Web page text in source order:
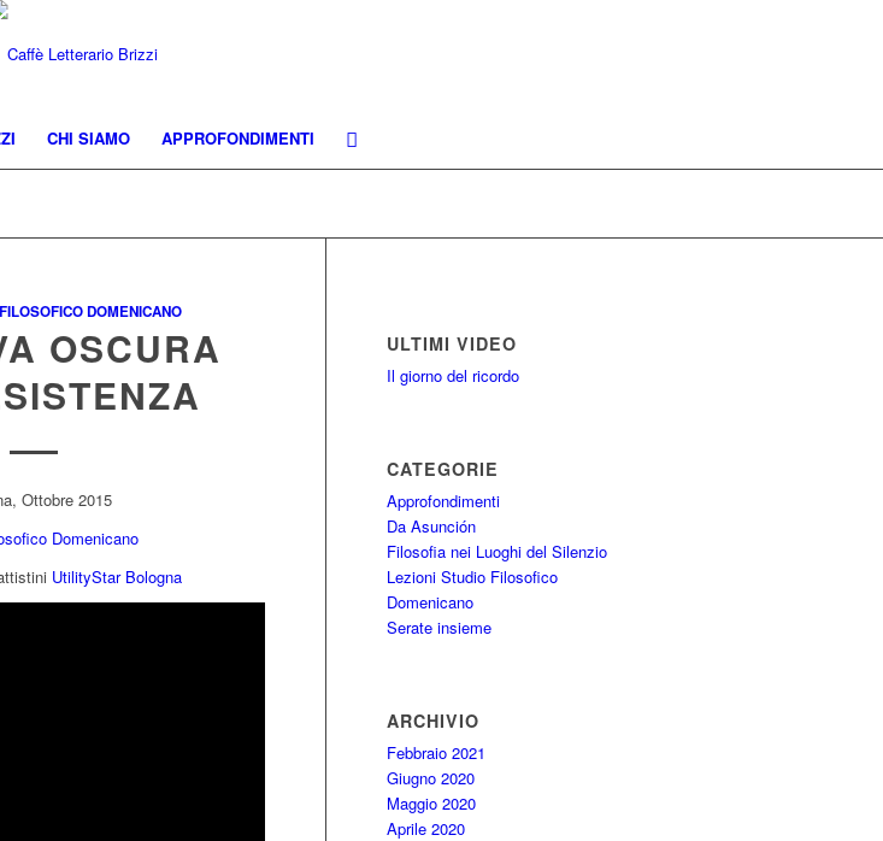
CHI SIAMO APPROFONDIMENTI
DOMENICANO
OSCURA
Ottobre 2015
Domenicano
UtilityStar Bologna
ULTIMI VIDEO
Il giorno del ricordo
CATEGORIE
Approfondimenti
Da Asunción
Filosofia nei Luoghi del Silenzio
Lezioni Studio Filosofico
Domenicano
Serate insieme
ARCHIVIO
Febbraio 2021
Giugno 2020
Maggio 2020
Aprile 2020